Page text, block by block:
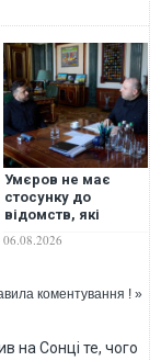
Умєров не має
стосунку до
відомств, які
нібито очолює, він
виконує доручення
06.08.2026
коментування ! »
на Сонці те, чого